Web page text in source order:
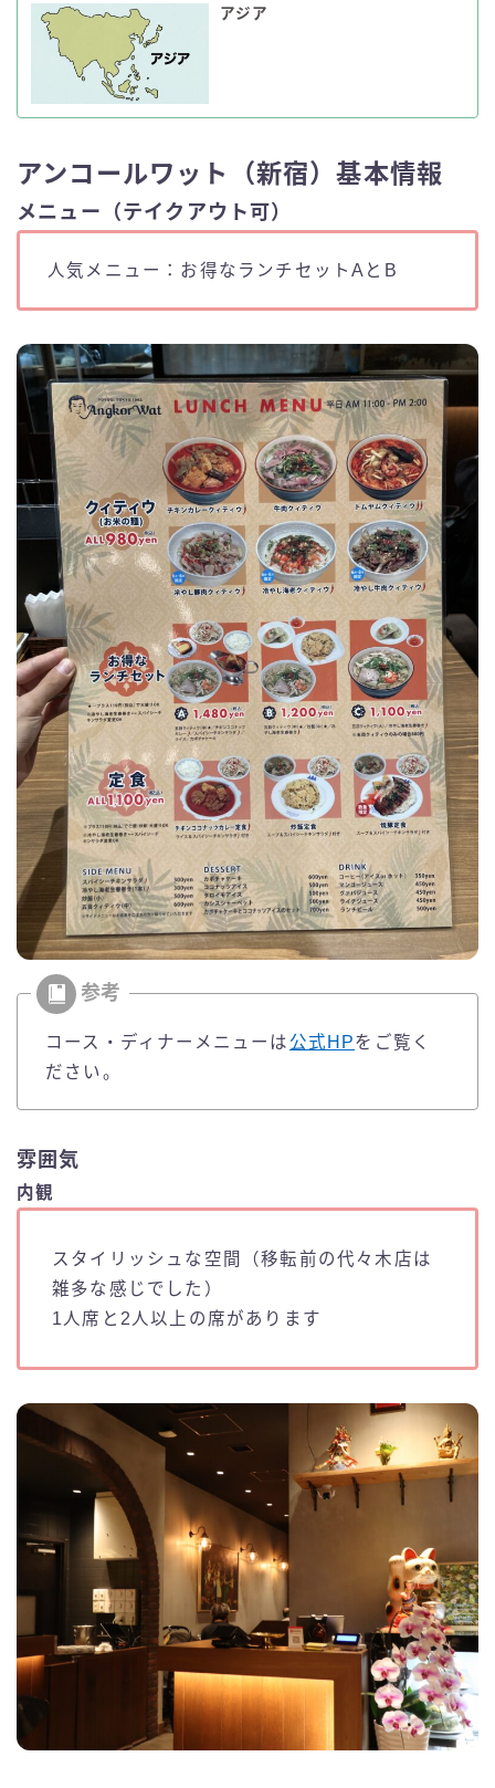
アジア
アンコールワット（新宿）基本情報
メニュー（テイクアウト可）
人気メニュー：お得なランチセットAとB
コース・ディナーメニューは 公式HPをご覧く
ださい。
雰囲気
内観
スタイリッシュな空間（移転前の代々木店は
雑多な感じでした）
1人席と2人以上の席があります